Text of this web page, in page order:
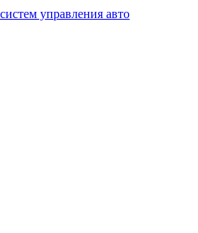
управления авто